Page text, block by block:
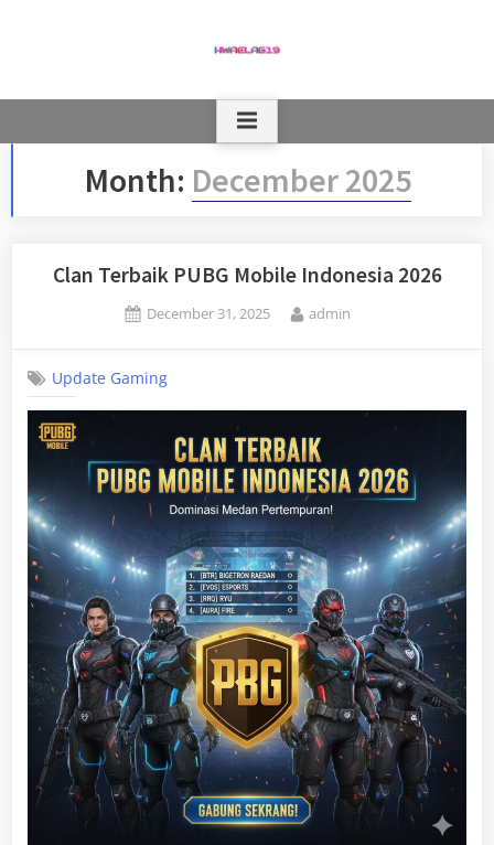
Month: December 2025
Clan Terbaik PUBG Mobile Indonesia 2026
Posted
December 31, 2025 By
admin
Update Gaming